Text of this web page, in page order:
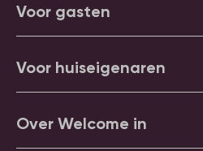
Voor gasten
Voor huiseigenaren
Over Welcome in